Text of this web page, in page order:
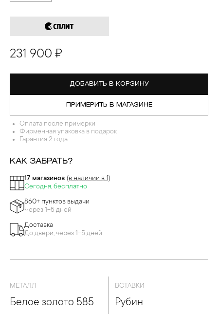
231 900 ₽
ДОБАВИТЬ В КОРЗИНУ
ПРИМЕРИТЬ В МАГАЗИНЕ
Оплата после примерки
Фирменная упаковка в подарок
Гарантия 2 года
КАК ЗАБРАТЬ?
17 магазинов (в наличии в 1)
Сегодня, бесплатно
860+ пунктов выдачи
Через 1-5 дней
Доставка
До двери, через 1-5 дней
МЕТАЛЛ
Белое золото 585
ВСТАВКИ
Рубин